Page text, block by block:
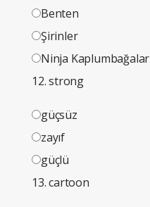
Benten
Şirinler
Ninja Kaplumbağalar
12. strong
güçsüz
zayıf
güçlü
13. cartoon